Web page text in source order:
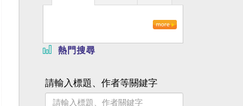
熱門搜尋
請輸入標題、作者等關鍵字